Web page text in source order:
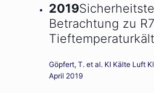
2019
Betrachtung zu
Göpfert, T. et al. KI Kälte Luft
April 2019